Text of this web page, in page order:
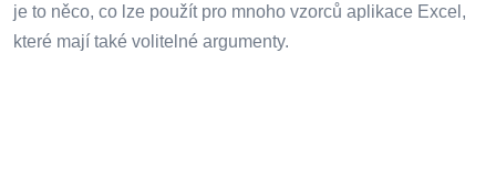
je to něco, co lze použít pro mnoho vzorců aplikace Excel,
které mají také volitelné argumenty.